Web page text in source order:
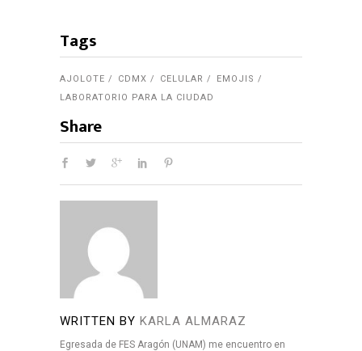
Tags
AJOLOTE CDMX CELULAR
EMOJIS
LABORATORIO PARA LA CIUDAD
Share
WRITTEN BY KARLA ALMARAZ
Egresada de FES Aragón (UNAM) me encuentro en